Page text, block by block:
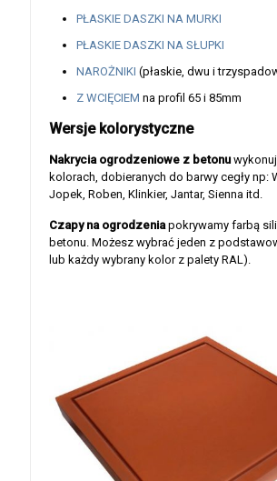
PŁASKIE DASZKI NA MURKI
PŁASKIE DASZKI NA SŁUPKI
NAROŻNIKI (płaskie, dwu i
Z WCIĘCIEM na profil 65 i 85mm
Wersje kolorystyczne
Nakrycia ogrodzeniowe z betonu
kolorach, dobieranych do barwy cegły np:
Jopek, Roben, Klinkier, Jantar, Sienna itd.
Czapy na ogrodzenia pokrywamy farbą
betonu. Możesz wybrać jeden z
lub każdy wybrany kolor z palety RAL).